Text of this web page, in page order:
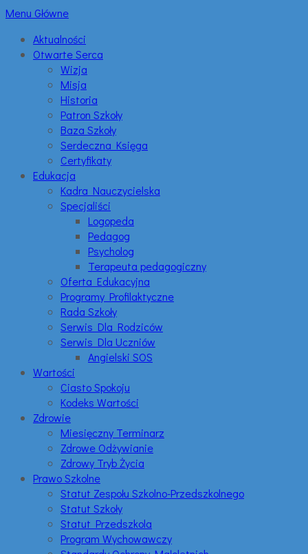
Menu Główne
Aktualności
Otwarte Serca
Wizja
Misja
Historia
Patron Szkoły
Baza Szkoły
Serdeczna Księga
Certyfikaty
Edukacja
Kadra Nauczycielska
Specjaliści
Logopeda
Pedagog
Psycholog
Terapeuta pedagogiczny
Oferta Edukacyjna
Programy Profilaktyczne
Rada Szkoły
Serwis Dla Rodziców
Serwis Dla Uczniów
Angielski SOS
Wartości
Ciasto Spokoju
Kodeks Wartości
Zdrowie
Miesięczny Terminarz
Zdrowe Odżywianie
Zdrowy Tryb Życia
Prawo Szkolne
Statut Zespołu Szkolno-Przedszkolnego
Statut Szkoły
Statut Przedszkola
Program Wychowawczy